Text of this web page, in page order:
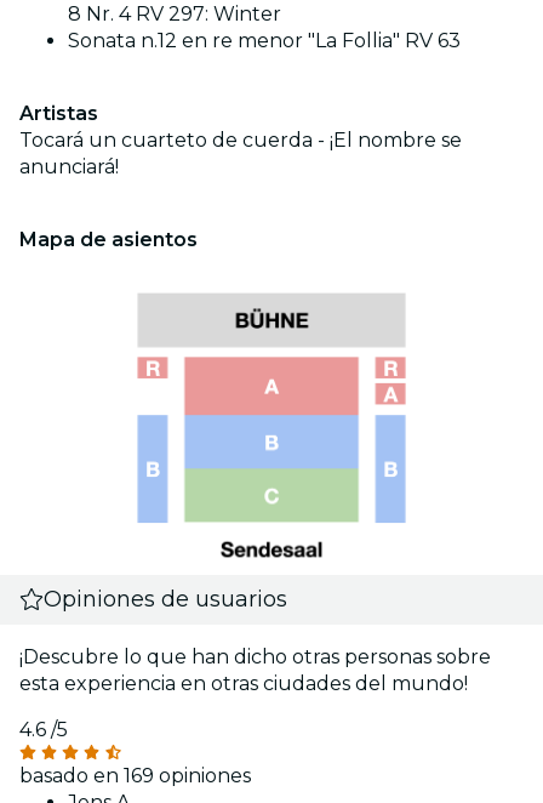
8 Nr. 4 RV 297: Winter
Sonata n.12 en re menor "La Follia" RV 63
Artistas
Tocará un cuarteto de cuerda - ¡El nombre se
anunciará!
Mapa de asientos
Opiniones de usuarios
¡Descubre lo que han dicho otras personas sobre
esta experiencia en otras ciudades del mundo!
4.6 /5
basado en 169 opiniones